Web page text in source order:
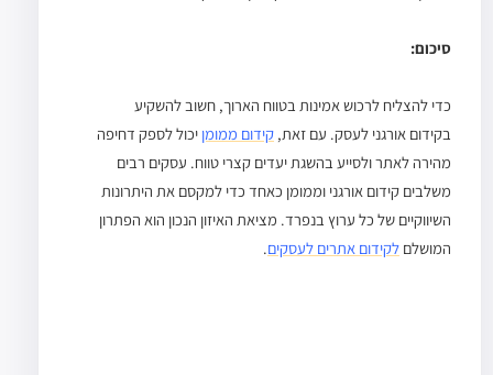
סיכום:
כדי להצליח לרכוש אמינות בטווח הארוך, חשוב להשקיע
בקידום אורגני לעסק. עם זאת, קידום ממומן יכול לספק דחיפה
מהירה לאתר ולסייע בהשגת יעדים קצרי טווח. עסקים רבים
משלבים קידום אורגני וממומן כאחד כדי למקסם את היתרונות
השיווקיים של כל ערוץ בנפרד. מציאת האיזון הנכון הוא הפתרון
המושלם לקידום אתרים לעסקים.